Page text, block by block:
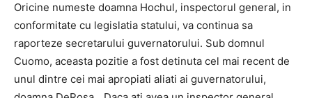
Oricine numeste doamna Hochul, inspectorul general, in
conformitate cu legislatia statului, va continua sa
raporteze secretarului guvernatorului. Sub domnul
Cuomo, aceasta pozitie a fost detinuta cel mai recent de
unul dintre cei mai apropiati aliati ai guvernatorului,